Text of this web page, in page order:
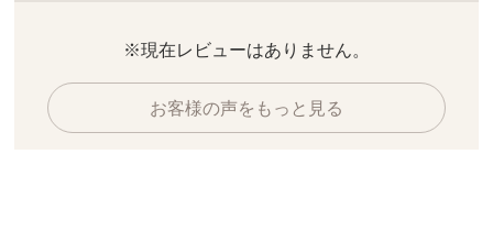
※現在レビューはありません。
お客様の声をもっと見る